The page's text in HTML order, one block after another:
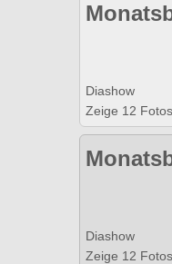
Diashow
Zeige 12 Fotos
Diashow
Zeige 12 Fotos